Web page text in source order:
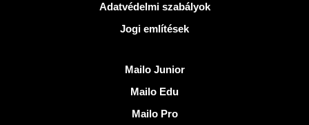
Adatvédelmi szabályok
Jogi említések
Mailo Junior
Mailo Edu
Mailo Pro